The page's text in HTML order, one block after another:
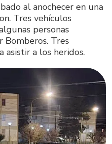
al anochecer en una
Tres vehículos
personas
Bomberos. Tres
asistir a los heridos.